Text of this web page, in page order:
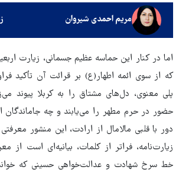
مریم احمدی شیروان
اما در کنار این حماسه عظیم جسمانی، زیارت
که از سوی ائمه اطهار(ع) بر قرائت آن تأکید
پلی معنوی، دل‌های مشتاق را به کربلا پیوند
حضور در حرم مطهر را می‌یابند و چه جاماندگان
دور با قلبی مالامال از ارادت، این منشور
زیارت‌نامه، فراتر از کلمات، بیانیه‌ای است از
خط سرخ شهادت و عدالت‌خواهی حسینی که